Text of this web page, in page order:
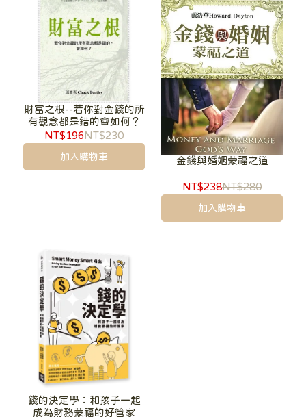
財富之根--若你對金錢的所
有觀念都是錯的會如何？
NT$196NT$230
加入購物車 金錢與婚姻蒙福之道
NT$238NT$280
加入購物車
錢的決定學：和孩子一起
成為財務蒙福的好管家